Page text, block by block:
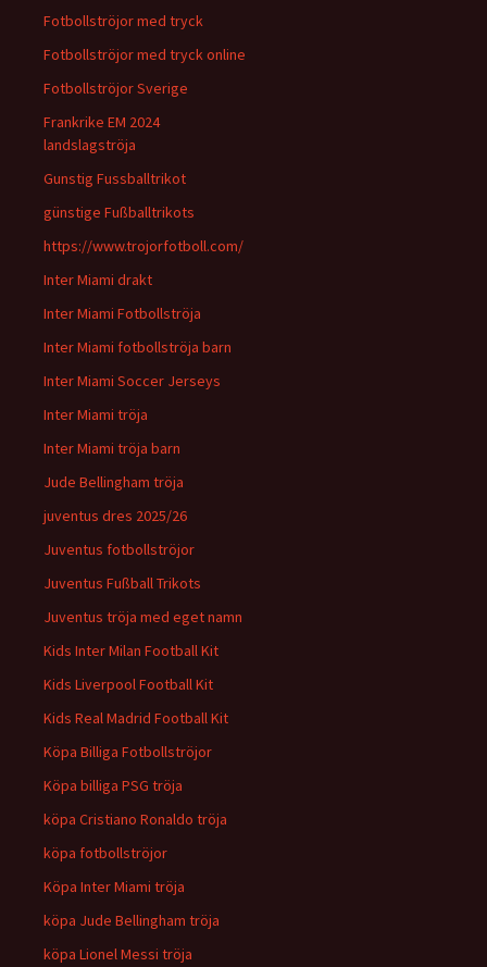
Fotbollströjor med tryck
Fotbollströjor med tryck online
Fotbollströjor Sverige
Frankrike EM 2024
landslagströja
Gunstig Fussballtrikot
günstige Fußballtrikots
https://www.trojorfotboll.com/
Inter Miami drakt
Inter Miami Fotbollströja
Inter Miami fotbollströja barn
Inter Miami Soccer Jerseys
Inter Miami tröja
Inter Miami tröja barn
Jude Bellingham tröja
juventus dres 2025/26
Juventus fotbollströjor
Juventus Fußball Trikots
Juventus tröja med eget namn
Kids Inter Milan Football Kit
Kids Liverpool Football Kit
Kids Real Madrid Football Kit
Köpa Billiga Fotbollströjor
Köpa billiga PSG tröja
köpa Cristiano Ronaldo tröja
köpa fotbollströjor
Köpa Inter Miami tröja
köpa Jude Bellingham tröja
köpa Lionel Messi tröja